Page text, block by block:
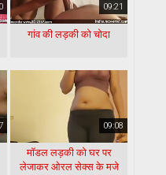
09:21
गांव की लड़की को चोदा
09:08
मॉडल लड़की को घर पर
लेजाकर ओरल सेक्स के मजे